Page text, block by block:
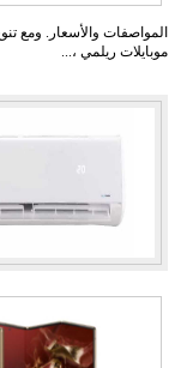
المواصفات والأسعار. ومع
موبايلات ريلمي ،...